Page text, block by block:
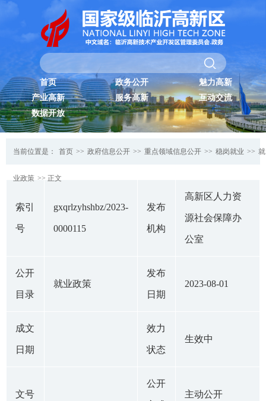
首页 政务公开
魅力高新
产业高新
服务高新
互动交流
数据开放
当前位置是： 首页 >> 政府信息公开 >> 重点领域信息公开 >> 稳岗就业 >> 就
业政策 >> 正文
索引
号
gxqrlzyhshbz/2023-
0000115
发布
机构
高新区人力资
源社会保障办
公室
公开
目录
就业政策
发布
日期
2023-08-01
成文
日期
效力
状态
生效中
文号
公开
主动公开